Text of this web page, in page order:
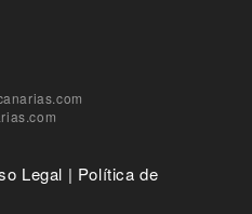
Legal | Política de